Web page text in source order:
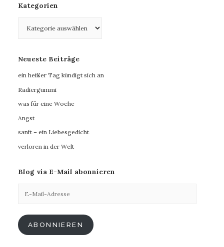
Kategorien
Neueste Beiträge
ein heißer Tag kündigt sich an
Radiergummi
was für eine Woche
Angst
sanft – ein Liebesgedicht
verloren in der Welt
Blog via E-Mail abonnieren
Mail-
ABONNIEREN